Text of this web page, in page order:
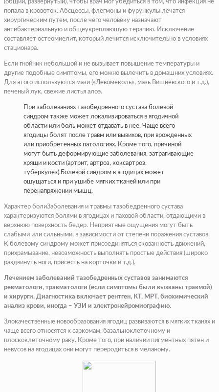
(общий, развернутый), чтобы врач мог убедиться в том, что инфекция не
попала в кровоток. Абсцессы, флегмоны и фурункулы лечатся
хирургическим путем, после чего человеку назначают
антибактериальную и общеукрепляющую терапию. Исключение
составляет остеомиелит, который лечится исключительно в условиях
стационара.
Если гнойник небольшой и не вызывает повышение температуры и
другие подобные симптомы, его можно вылечить в домашних условиях.
Для этого используются мази («Левомеколь», мазь Вишневского и т.д.),
печеный лук, свежие листья алоэ.
При заболеваниях тазобедренного сустава болевой
синдром также может локализироваться в ягодичной
области или боль может отдавать в нее. Чаще всего
ягодицы болят после травм или вывихов, при врожденных
или приобретенных патологиях. Кроме того, причиной
могут быть деформирующие заболевания, затрагивающие
хрящи и кости (артрит, артроз, коксартроз,
туберкулез).Болевой синдром в ягодицах может
ощущаться и при ушибе мягких тканей или при
перенапряжении мышц.
Характер болиЗаболевания и травмы тазобедренного сустава
характеризуются болями в ягодицах и паховой области, отдающими в
верхнюю поверхность бедер. Неприятные ощущения могут быть
слабыми или сильными, в зависимости от степени поражения суставов.
К болевому синдрому может присоединяться скованность движений,
прихрамывание, невозможность выполнять простые действия (широко
раздвинуть ноги, присесть на корточки и т.д.).
Лечением заболеваний тазобедренных суставов занимаются
ревматологи, травматологи (если симптомы были вызваны травмой)
и хирурги. Диагностика включает рентген, КТ, МРТ, биохимический
анализ крови, иногда – УЗИ и электронейромиографию.
Злокачественные новообразования ягодиц развиваются в мягких тканях и
чаще всего относятся к саркомам, базальноклеточному и
плоскоклеточному раку. Кроме того, при наличии пигментных пятен и
невусов на ягодицах они могут переродиться в меланому.